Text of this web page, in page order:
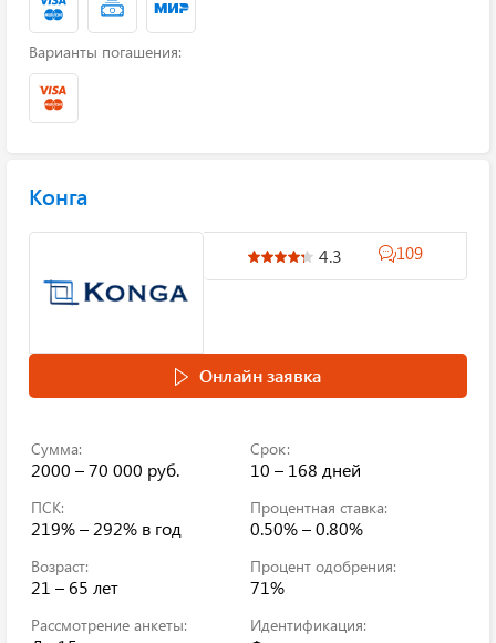
Варианты погашения:
Конга
4.3 109
Онлайн заявка
Сумма:
2000 – 70 000 руб.
Срок:
10 – 168 дней
ПСК:
219% – 292% в год
Процентная ставка:
0.50% – 0.80%
Возраст:
21 – 65 лет
Процент одобрения:
71%
Рассмотрение анкеты: Идентификация: